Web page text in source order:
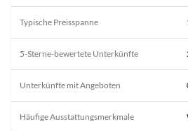
Typische Preisspanne
5-Sterne-bewertete Unterkünfte
Unterkünfte mit Angeboten
Häufige Ausstattungsmerkmale